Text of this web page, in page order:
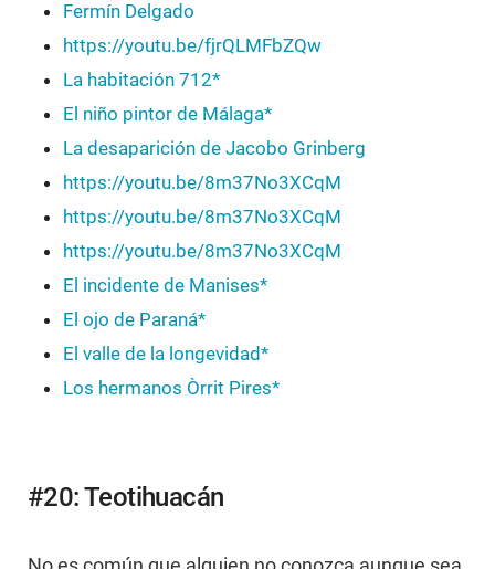
Fermín Delgado
https://youtu.be/fjrQLMFbZQw
La habitación 712*
El niño pintor de Málaga*
La desaparición de Jacobo Grinberg
https://youtu.be/8m37No3XCqM
https://youtu.be/8m37No3XCqM
https://youtu.be/8m37No3XCqM
El incidente de Manises*
El ojo de Paraná*
El valle de la longevidad*
Los hermanos Òrrit Pires*
#20: Teotihuacán